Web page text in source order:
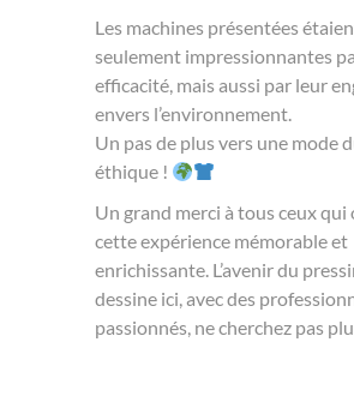
Les machines présentées
seulement impressionnantes
efficacité, mais aussi par leur
envers l’environnement.
Un pas de plus vers une mode
éthique !
Un grand merci à tous ceux
cette expérience mémorable et
enrichissante. L’avenir du
dessine ici, avec des
passionnés, ne cherchez pas